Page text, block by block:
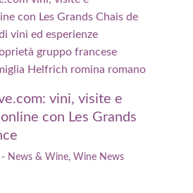
vini, visite e
con Les Grands
- News & Wine, Wine News